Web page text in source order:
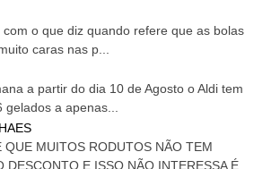
o que diz quando refere que as bolas
caras nas p...
a partir do dia 10 de Agosto o Aldi tem
a apenas...
QUE MUITOS RODUTOS NÃO TEM
DESCONTO E ISSO NÃO INTERESSA É